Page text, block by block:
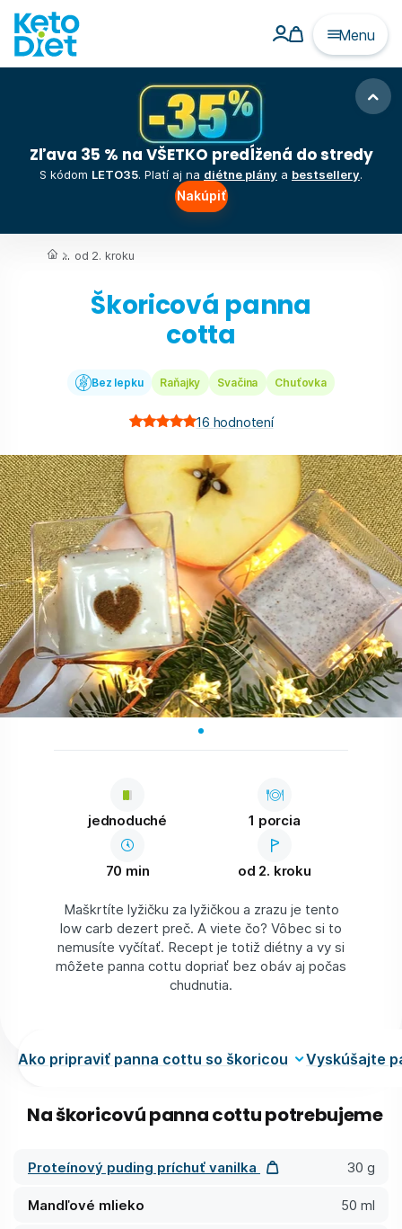
Menu
Zľava 35 % na VŠETKO predĺžená do stredy
S kódom LETO35. Platí aj na diétne plány a bestsellery.
Nakúpiť
... od 2. kroku
Škoricová panna
cotta
16 hodnotení
Bez lepku Raňajky Svačina Chuťovka
jednoduché 1 porcia
70 min od 2. kroku
Maškrtíte lyžičku za lyžičkou a zrazu je tento
low carb dezert preč. A viete čo? Vôbec si to
nemusíte vyčítať. Recept je totiž diétny a vy si
môžete panna cottu dopriať bez obáv aj počas
chudnutia.
Ako pripraviť panna cottu so škoricou Vyskúšajte
Na škoricovú panna cottu potrebujeme
Proteínový puding príchuť vanilka 30 g
Mandľové mlieko 50 ml